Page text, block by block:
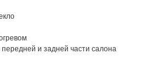
и задней части салона